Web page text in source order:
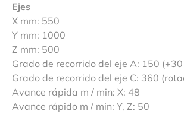
Ejes
X mm: 550
Y mm: 1000
Z mm: 500
Grado de recorrido del eje A: 150 (+30
Grado de recorrido del eje C: 360
Avance rápida m / min: X: 48
Avance rápido m / min: Y, Z: 50